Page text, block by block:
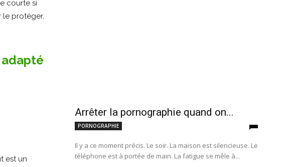
courte si
le protéger,
est un
Arrêter la pornographie quand on...
PORNOGRAPHIE
Il y a ce moment précis. Le soir. La maison est silencieuse. Le
téléphone est à portée de main. La fatigue se mêle à...